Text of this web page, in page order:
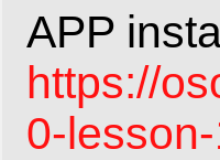
APP
https://
0-